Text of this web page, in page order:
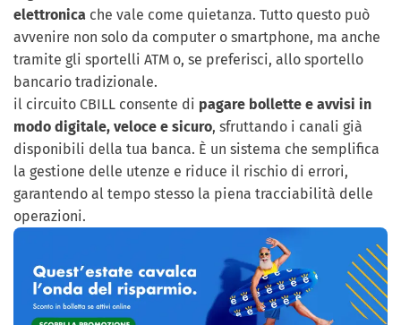
elettronica che vale come quietanza. Tutto questo può
avvenire non solo da computer o smartphone, ma anche
tramite gli sportelli ATM o, se preferisci, allo sportello
bancario tradizionale.
il circuito CBILL consente di pagare bollette e avvisi in
modo digitale, veloce e sicuro, sfruttando i canali già
disponibili della tua banca. È un sistema che semplifica
la gestione delle utenze e riduce il rischio di errori,
garantendo al tempo stesso la piena tracciabilità delle
operazioni.